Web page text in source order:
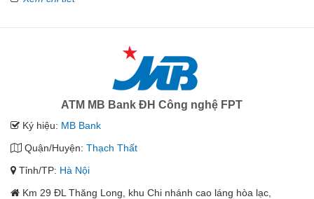
ATM MB Bank ĐH Công nghệ FPT
Ký hiệu: MB Bank
Quận/Huyện: Thạch Thất
Tỉnh/TP: Hà Nội
Km 29 ĐL Thăng Long, khu Chi nhánh cao láng hòa lạc,